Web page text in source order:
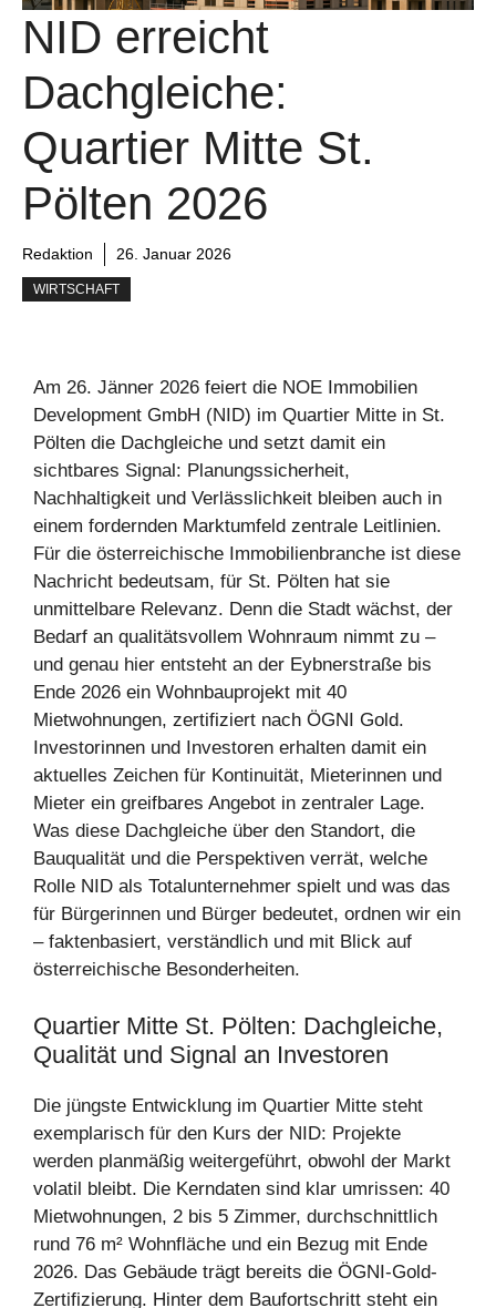
NID erreicht
Dachgleiche:
Quartier Mitte St.
Pölten 2026
Redaktion 26. Januar 2026
WIRTSCHAFT
Am 26. Jänner 2026 feiert die NOE Immobilien
Development GmbH (NID) im Quartier Mitte in St.
Pölten die Dachgleiche und setzt damit ein
sichtbares Signal: Planungssicherheit,
Nachhaltigkeit und Verlässlichkeit bleiben auch in
einem fordernden Marktumfeld zentrale Leitlinien.
Für die österreichische Immobilienbranche ist diese
Nachricht bedeutsam, für St. Pölten hat sie
unmittelbare Relevanz. Denn die Stadt wächst, der
Bedarf an qualitätsvollem Wohnraum nimmt zu –
und genau hier entsteht an der Eybnerstraße bis
Ende 2026 ein Wohnbauprojekt mit 40
Mietwohnungen, zertifiziert nach ÖGNI Gold.
Investorinnen und Investoren erhalten damit ein
aktuelles Zeichen für Kontinuität, Mieterinnen und
Mieter ein greifbares Angebot in zentraler Lage.
Was diese Dachgleiche über den Standort, die
Bauqualität und die Perspektiven verrät, welche
Rolle NID als Totalunternehmer spielt und was das
für Bürgerinnen und Bürger bedeutet, ordnen wir ein
– faktenbasiert, verständlich und mit Blick auf
österreichische Besonderheiten.
Quartier Mitte St. Pölten: Dachgleiche,
Qualität und Signal an Investoren
Die jüngste Entwicklung im Quartier Mitte steht
exemplarisch für den Kurs der NID: Projekte
werden planmäßig weitergeführt, obwohl der Markt
volatil bleibt. Die Kerndaten sind klar umrissen: 40
Mietwohnungen, 2 bis 5 Zimmer, durchschnittlich
rund 76 m² Wohnfläche und ein Bezug mit Ende
2026. Das Gebäude trägt bereits die ÖGNI-Gold-
Zertifizierung. Hinter dem Baufortschritt steht ein